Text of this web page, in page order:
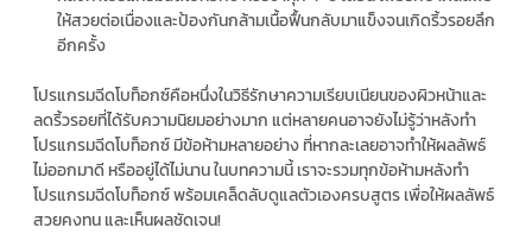
ให้สวยต่อเนื่องและป้องกันกล้ามเนื้อฟื้นกลับมาแข็งจนเกิดริ้วรอยลึก
อีกครั้ง
โปรแกรมฉีดโบท็อกซ์คือหนึ่งในวิธีรักษาความเรียบเนียนของผิวหน้าและ
ลดริ้วรอยที่ได้รับความนิยมอย่างมาก แต่หลายคนอาจยังไม่รู้ว่าหลังทำ
โปรแกรมฉีดโบท็อกซ์ มีข้อห้ามหลายอย่าง ที่หากละเลยอาจทำให้ผลลัพธ์
ไม่ออกมาดี หรืออยู่ได้ไม่นาน ในบทความนี้ เราจะรวมทุกข้อห้ามหลังทำ
โปรแกรมฉีดโบท็อกซ์ พร้อมเคล็ดลับดูแลตัวเองครบสูตร เพื่อให้ผลลัพธ์
สวยคงทน และเห็นผลชัดเจน!